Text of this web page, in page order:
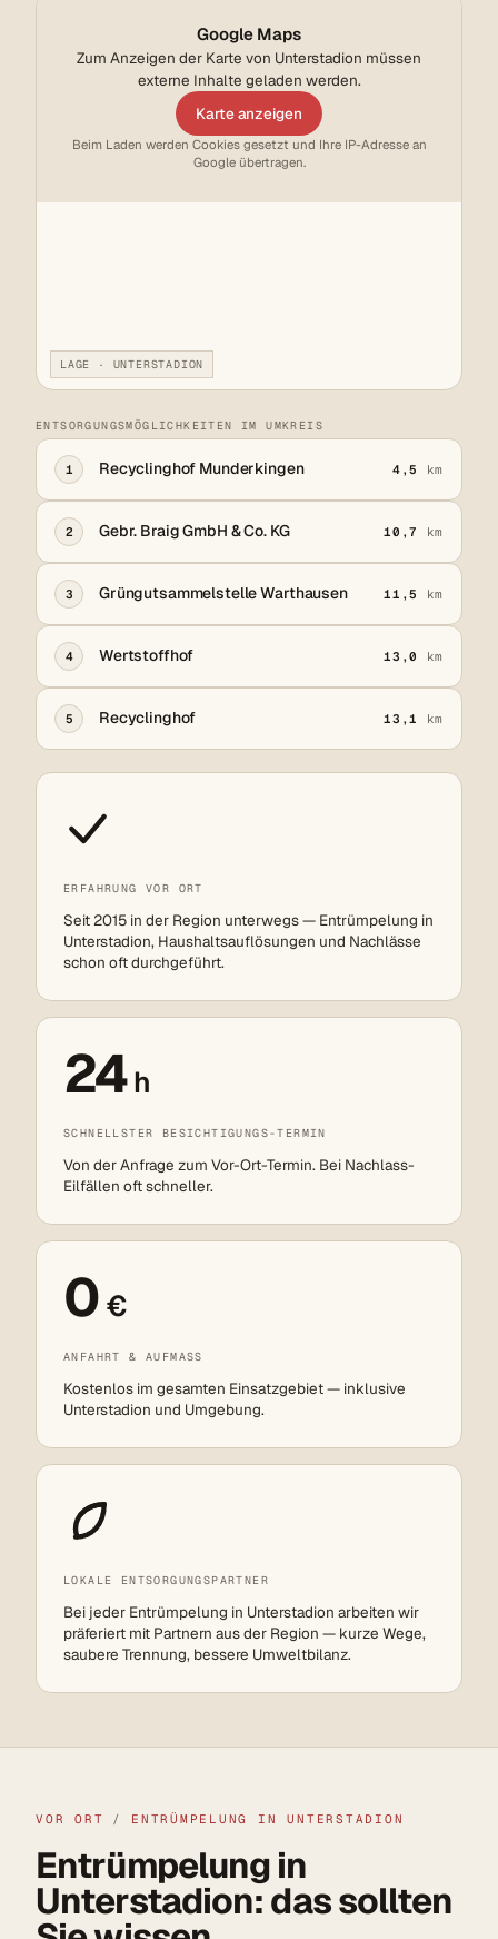
Google Maps
Zum Anzeigen der Karte von Unterstadion müssen
externe Inhalte geladen werden.
Karte anzeigen
Beim Laden werden Cookies gesetzt und Ihre IP-Adresse an
Google übertragen.
LAGE · UNTERSTADION
ENTSORGUNGSMÖGLICHKEITEN IM UMKREIS
1 Recyclinghof Munderkingen 4,5 km
2 Gebr. Braig GmbH & Co. KG 10,7 km
3 Grüngutsammelstelle Warthausen 11,5 km
4 Wertstoffhof 13,0 km
5 Recyclinghof 13,1 km
ERFAHRUNG VOR ORT
Seit 2015 in der Region unterwegs — Entrümpelung in
Unterstadion, Haushaltsauflösungen und Nachlässe
schon oft durchgeführt.
24h
SCHNELLSTER BESICHTIGUNGS-TERMIN
Von der Anfrage zum Vor-Ort-Termin. Bei Nachlass-
Eilfällen oft schneller.
0 €
ANFAHRT & AUFMASS
Kostenlos im gesamten Einsatzgebiet — inklusive
Unterstadion und Umgebung.
LOKALE ENTSORGUNGSPARTNER
Bei jeder Entrümpelung in Unterstadion arbeiten wir
präferiert mit Partnern aus der Region — kurze Wege,
saubere Trennung, bessere Umweltbilanz.
VOR ORT / ENTRÜMPELUNG IN UNTERSTADION
Entrümpelung in
Unterstadion: das sollten